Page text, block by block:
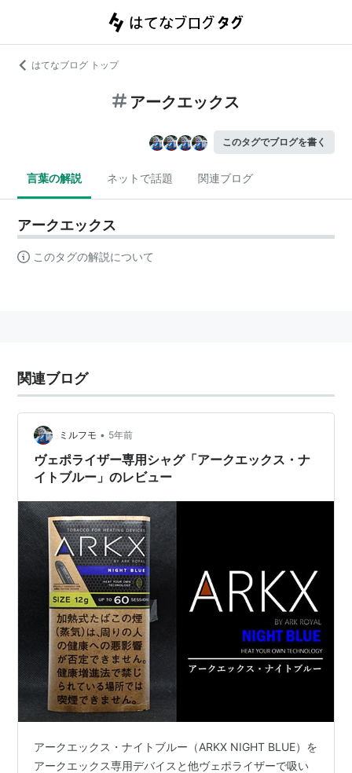
はてなブログ トップ
アークエックス
このタグでブログを書く
言葉の解説 ネットで話題 関連ブログ
アークエックス
このタグの解説について
関連ブログ
ミルフモ • 5年前
ヴェポライザー専用シャグ「アークエックス・ナ
イトブルー」のレビュー
アークエックス・ナイトブルー（ARKX NIGHT BLUE）を
アークエックス専用デバイスと他ヴェポライザーで吸い